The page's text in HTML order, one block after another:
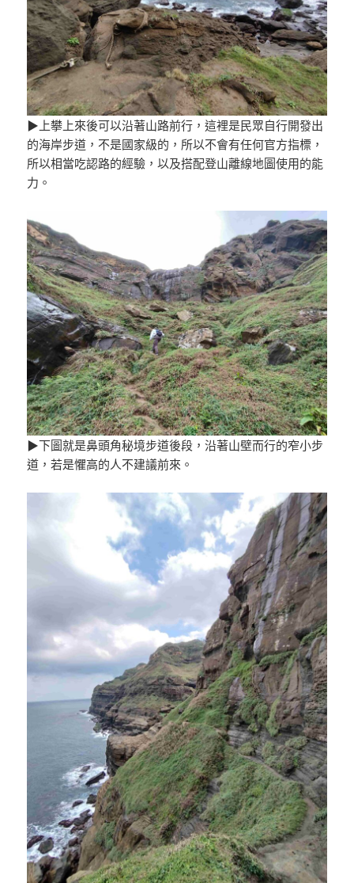
▶上攀上來後可以沿著山路前行，這裡是民眾自行開發出
的海岸步道，不是國家級的，所以不會有任何官方指標，
所以相當吃認路的經驗，以及搭配登山離線地圖使用的能
力。
▶下圖就是鼻頭角秘境步道後段，沿著山壁而行的窄小步
道，若是懼高的人不建議前來。